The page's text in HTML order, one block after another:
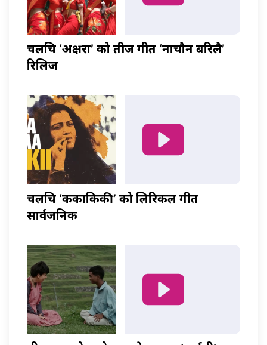
चलचित्र ‘अक्षरा’ को तीज गीत ‘नाचौन बरिलै’
रिलिज
चलचित्र ‘ककाकिकी’ को लिरिकल गीत
सार्वजनिक